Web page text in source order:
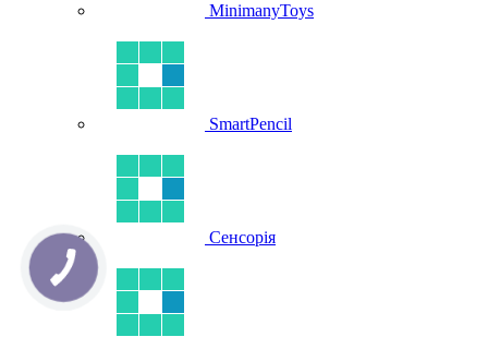
MinimanyToys
SmartPencil
Сенсорія